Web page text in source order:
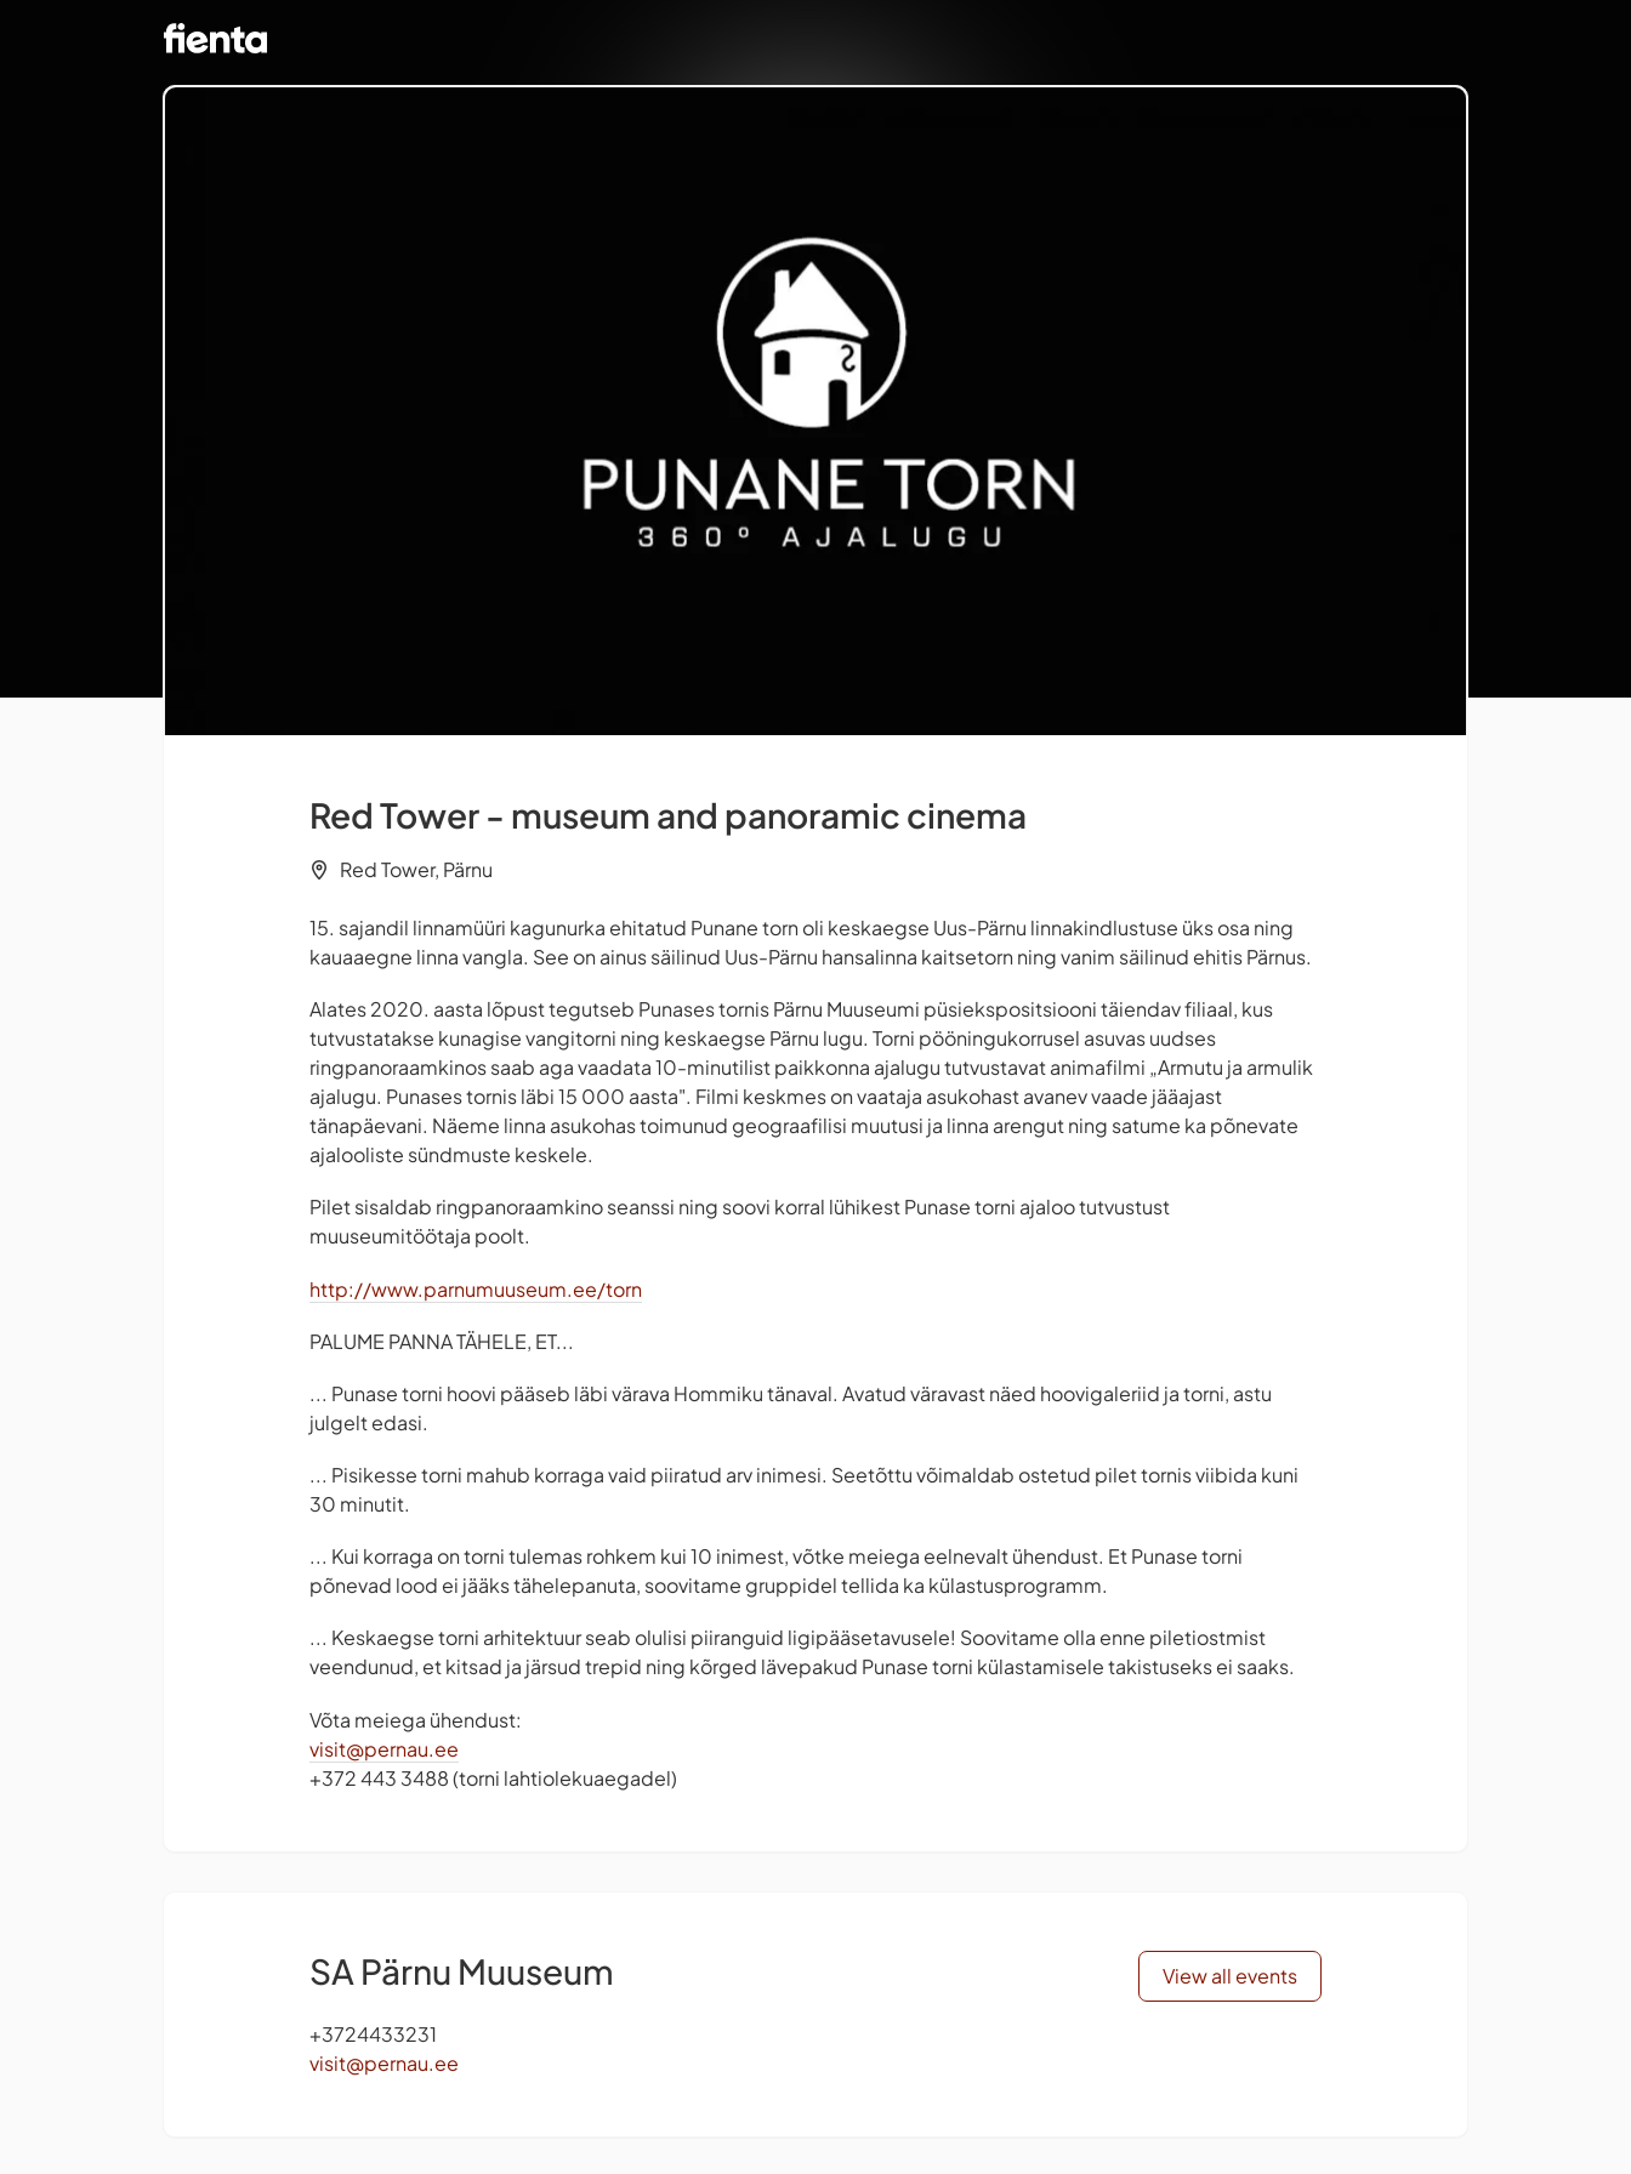
Red Tower - museum and panoramic cinema
Red Tower, Pärnu
15. sajandil linnamüüri kagunurka ehitatud Punane torn oli keskaegse Uus-Pärnu linnakindlustuse üks osa ning
kauaaegne linna vangla. See on ainus säilinud Uus-Pärnu hansalinna kaitsetorn ning vanim säilinud ehitis Pärnus.
Alates 2020. aasta lõpust tegutseb Punases tornis Pärnu Muuseumi püsiekspositsiooni täiendav filiaal, kus
tutvustatakse kunagise vangitorni ning keskaegse Pärnu lugu. Torni pööningukorrusel asuvas uudses
ringpanoraamkinos saab aga vaadata 10-minutilist paikkonna ajalugu tutvustavat animafilmi „Armutu ja armulik
ajalugu. Punases tornis läbi 15 000 aasta". Filmi keskmes on vaataja asukohast avanev vaade jääajast
tänapäevani. Näeme linna asukohas toimunud geograafilisi muutusi ja linna arengut ning satume ka põnevate
ajalooliste sündmuste keskele.
Pilet sisaldab ringpanoraamkino seanssi ning soovi korral lühikest Punase torni ajaloo tutvustust
muuseumitöötaja poolt.
http://www.parnumuuseum.ee/torn
PALUME PANNA TÄHELE, ET...
... Punase torni hoovi pääseb läbi värava Hommiku tänaval. Avatud väravast näed hoovigaleriid ja torni, astu
julgelt edasi.
... Pisikesse torni mahub korraga vaid piiratud arv inimesi. Seetõttu võimaldab ostetud pilet tornis viibida kuni
30 minutit.
... Kui korraga on torni tulemas rohkem kui 10 inimest, võtke meiega eelnevalt ühendust. Et Punase torni
põnevad lood ei jääks tähelepanuta, soovitame gruppidel tellida ka külastusprogramm.
... Keskaegse torni arhitektuur seab olulisi piiranguid ligipääsetavusele! Soovitame olla enne piletiostmist
veendunud, et kitsad ja järsud trepid ning kõrged lävepakud Punase torni külastamisele takistuseks ei saaks.
Võta meiega ühendust:
visit@pernau.ee
+372 443 3488 (torni lahtiolekuaegadel)
SA Pärnu Muuseum
+3724433231
visit@pernau.ee
View all events